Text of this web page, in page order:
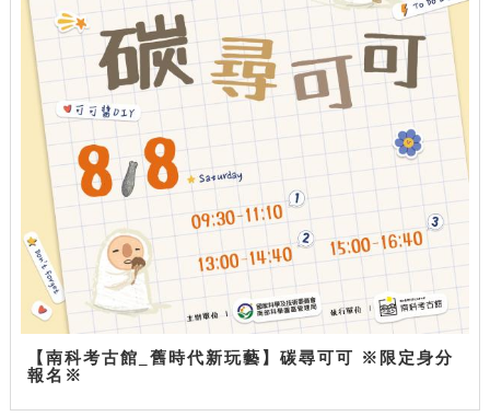
【南科考古館_舊時代新玩藝】碳尋可可 ※限定身分
報名※